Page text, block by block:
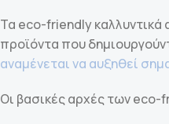
Τα eco-friendly καλλυντικά
προϊόντα που
αναμένεται να αυξηθεί
Οι βασικές αρχές των eco-